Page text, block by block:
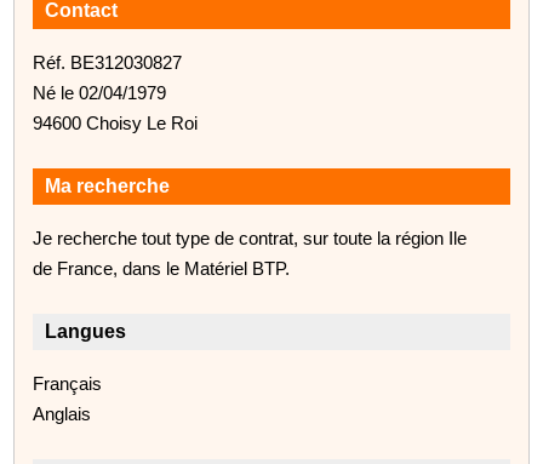
Contact
Réf. BE312030827
Né le 02/04/1979
94600 Choisy Le Roi
Ma recherche
Je recherche tout type de contrat, sur toute la région Ile
de France, dans le Matériel BTP.
Langues
Français
Anglais